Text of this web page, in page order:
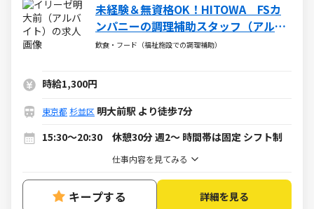
未経験＆無資格OK！HITOWA FSカ
ンパニーの調理補助スタッフ（アルバ
イト・パート）求人
飲食・フード（福祉施設での調理補助）
時給1,300円
東京都 杉並区 明大前駅 より徒歩7分
15:30～20:30 休憩30分 週2～ 時間帯は固定 シフト制
仕事内容を見てみる
キープする 詳細を見る